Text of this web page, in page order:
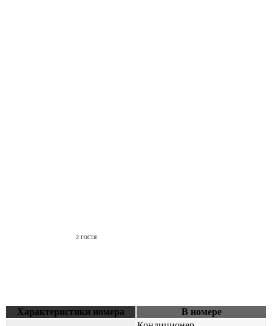
2 ГОСТЯ
Характеристики номера
В номере